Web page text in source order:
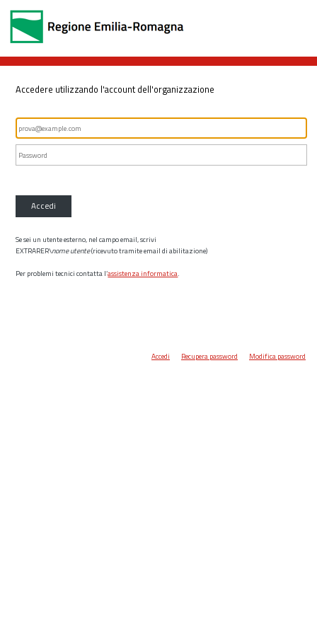
Accedere utilizzando l'account dell'organizzazione
Accedi
Se sei un utente esterno, nel campo email, scrivi
EXTRARER\nome utente(ricevuto tramite email di abilitazione)
Per problemi tecnici contatta l’assistenza informatica.
Accedi Recupera password Modifica password